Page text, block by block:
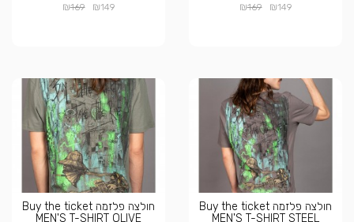
₪149
₪169
₪149
₪169
חולצה פלזמה Buy the ticket
MEN'S T-SHIRT STEEL
חולצה פלזמה Buy the ticket
MEN'S T-SHIRT OLIVE